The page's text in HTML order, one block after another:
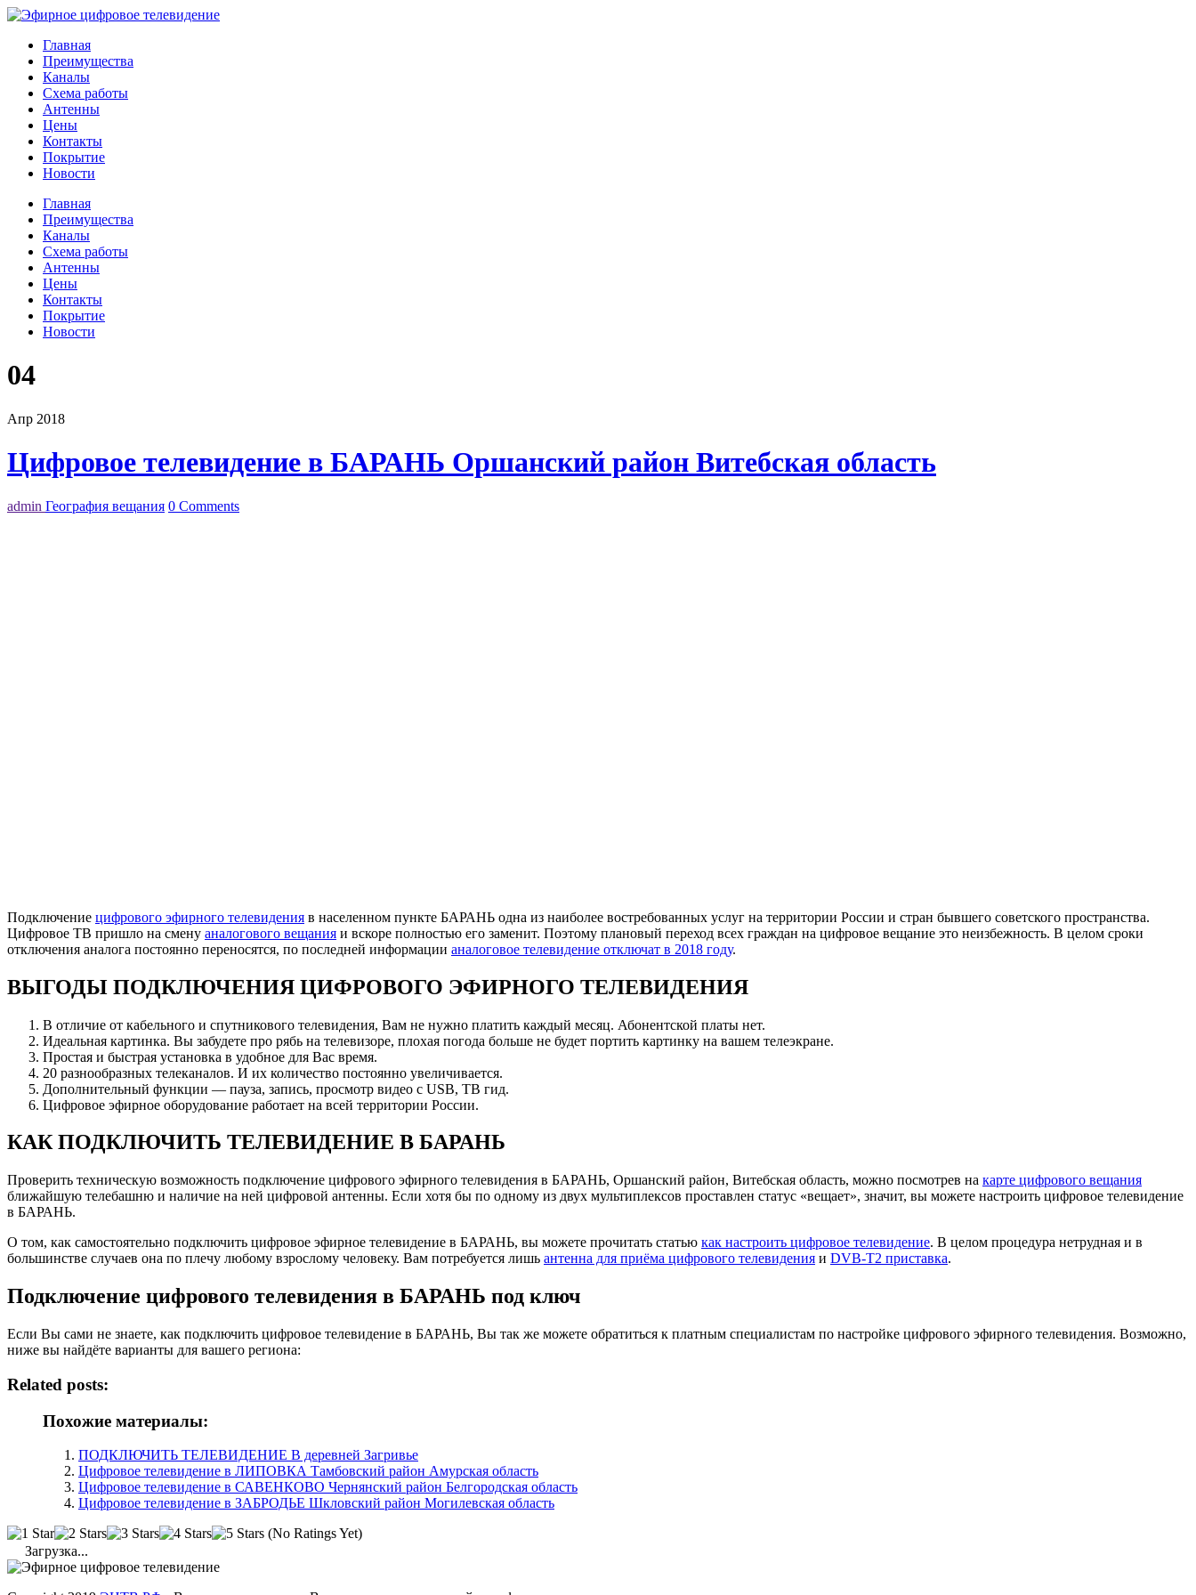
Главная
Преимущества
Каналы
Схема работы
Антенны
Цены
Контакты
Покрытие
Новости
Главная
Преимущества
Каналы
Схема работы
Антенны
Цены
Контакты
Покрытие
Новости
04
Апр 2018
Цифровое телевидение в БАРАНЬ Оршанский район Витебская область
admin География вещания 0 Comments
Подключение цифрового эфирного телевидения в населенном пункте БАРАНЬ одна из наиболее востребованных услуг на территории России и стран бывшего советского пространства.
Цифровое ТВ пришло на смену аналогового вещания и вскоре полностью его заменит. Поэтому плановый переход всех граждан на цифровое вещание это неизбежность. В целом сроки
отключения аналога постоянно переносятся, по последней информации аналоговое телевидение отключат в 2018 году.
ВЫГОДЫ ПОДКЛЮЧЕНИЯ ЦИФРОВОГО ЭФИРНОГО ТЕЛЕВИДЕНИЯ
В отличие от кабельного и спутникового телевидения, Вам не нужно платить каждый месяц. Абонентской платы нет.
Идеальная картинка. Вы забудете про рябь на телевизоре, плохая погода больше не будет портить картинку на вашем телеэкране.
Простая и быстрая установка в удобное для Вас время.
20 разнообразных телеканалов. И их количество постоянно увеличивается.
Дополнительный функции — пауза, запись, просмотр видео с USB, ТВ гид.
Цифровое эфирное оборудование работает на всей территории России.
КАК ПОДКЛЮЧИТЬ ТЕЛЕВИДЕНИЕ В БАРАНЬ
Проверить техническую возможность подключение цифрового эфирного телевидения в БАРАНЬ, Оршанский район, Витебская область, можно посмотрев на карте цифрового вещания
ближайшую телебашню и наличие на ней цифровой антенны. Если хотя бы по одному из двух мультиплексов проставлен статус «вещает», значит, вы можете настроить цифровое телевидение
в БАРАНЬ.
О том, как самостоятельно подключить цифровое эфирное телевидение в БАРАНЬ, вы можете прочитать статью как настроить цифровое телевидение. В целом процедура нетрудная и в
большинстве случаев она по плечу любому взрослому человеку. Вам потребуется лишь антенна для приёма цифрового телевидения и DVB-T2 приставка.
Подключение цифрового телевидения в БАРАНЬ под ключ
Если Вы сами не знаете, как подключить цифровое телевидение в БАРАНЬ, Вы так же можете обратиться к платным специалистам по настройке цифрового эфирного телевидения. Возможно,
ниже вы найдёте варианты для вашего региона:
Related posts:
Похожие материалы:
ПОДКЛЮЧИТЬ ТЕЛЕВИДЕНИЕ В деревней Загривье
Цифровое телевидение в ЛИПОВКА Тамбовский район Амурская область
Цифровое телевидение в САВЕНКОВО Чернянский район Белгородская область
Цифровое телевидение в ЗАБРОДЬЕ Шкловский район Могилевская область
(No Ratings Yet)
Загрузка...